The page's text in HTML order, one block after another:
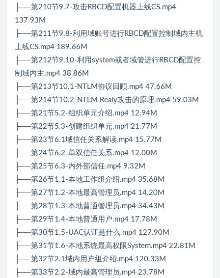
├──第210节9.7-攻击RBCD配置机器上线CS.mp4
137.93M
├──第211节9.8-利用域账号进行RBCD配置控制域内主机
上线CS.mp4 189.66M
├──第212节9.10-利用system或者域管进行RBCD配置控
制域内主.mp4 38.86M
├──第213节10.1-NTLM协议回顾.mp4 47.66M
├──第214节10.2-NTLM Realy攻击的原理.mp4 59.03M
├──第21节5.2-组织单元介绍.mp4 12.94M
├──第22节5.3-创建组织单元.mp4 21.77M
├──第23节6.1域信任关系解读.mp4 15.77M
├──第24节6.2-单双信任关系.mp4 12.00M
├──第25节6.3-内外部信任.mp4 9.32M
├──第26节1.1-本地工作组介绍.mp4 35.68M
├──第27节1.2-本地最高管理员.mp4 14.20M
├──第28节1.3-本地普通管理员.mp4 34.43M
├──第29节1.4-本地普通用户.mp4 17.78M
├──第30节1.5-UAC认证是什么.mp4 127.90M
├──第31节1.6-本地系统最高权限System.mp4 22.81M
├──第32节2.1域内用户组介绍.mp4 120.33M
├──第33节2.2-域内最高管理员.mp4 23.78M